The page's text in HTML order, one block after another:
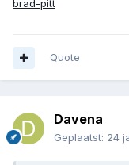
brad-pitt
Quote
Davena
Geplaatst: 24